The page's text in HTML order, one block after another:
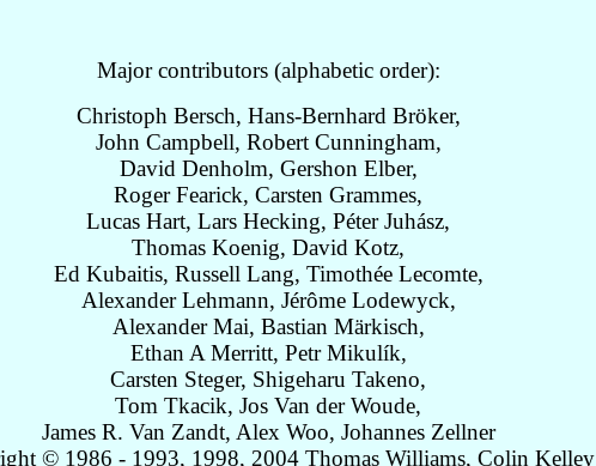
Major contributors (alphabetic order):
Christoph Bersch, Hans-Bernhard Bröker,
John Campbell, Robert Cunningham,
David Denholm, Gershon Elber,
Roger Fearick, Carsten Grammes,
Lucas Hart, Lars Hecking, Péter Juhász,
Thomas Koenig, David Kotz,
Ed Kubaitis, Russell Lang, Timothée Lecomte,
Alexander Lehmann, Jérôme Lodewyck,
Alexander Mai, Bastian Märkisch,
Ethan A Merritt, Petr Mikulík,
Carsten Steger, Shigeharu Takeno,
Tom Tkacik, Jos Van der Woude,
James R. Van Zandt, Alex Woo, Johannes Zellner
© 1986 - 1993, 1998, 2004 Thomas Williams, Colin Kelley